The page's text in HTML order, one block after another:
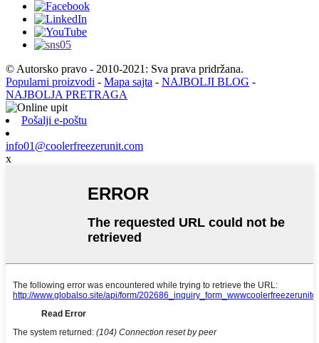
© Autorsko pravo - 2010-2021: Sva prava pridržana.
Popularni proizvodi - Mapa sajta - NAJBOLJI BLOG -
NAJBOLJA PRETRAGA
Pošalji e-poštu
info01@coolerfreezerunit.com
x